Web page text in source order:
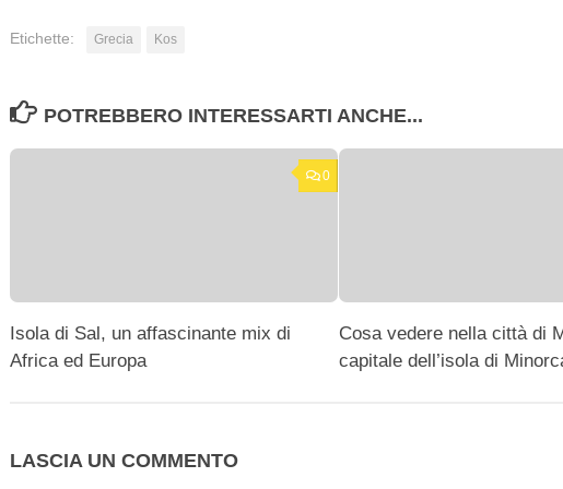
Etichette: Grecia Kos
POTREBBERO INTERESSARTI ANCHE...
0
Isola di Sal, un affascinante mix di
Africa ed Europa
Cosa vedere nella città di
capitale dell’isola di
LASCIA UN COMMENTO